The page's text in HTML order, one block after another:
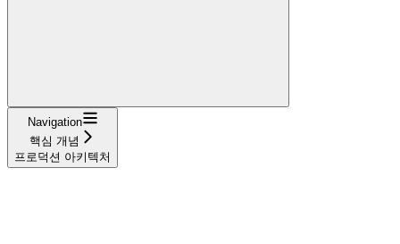
Navigation
핵심 개념
프로덕션 아키텍처